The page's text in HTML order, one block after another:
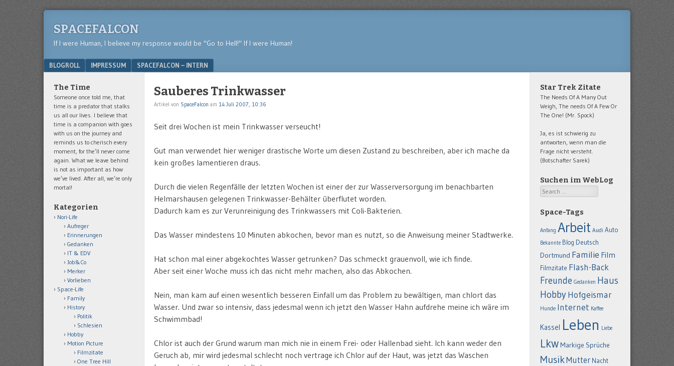
SPACEFALCON
If I were Human, I believe my response would be "Go to Hell!" If I were Human!
Menu
SKIP TO CONTENT
BLOGROLL IMPRESSUM SPACEFALCON – INTERN
Sauberes Trinkwasser
Artikel von SpaceFalcon am 14 Juli 2007, 10:36
Seit drei Wochen ist mein Trinkwasser verseucht!
Gut man verwendet hier weniger drastische Worte um diesen Zustand zu beschreiben, aber ich mache da
kein großes lamentieren draus.
Durch die vielen Regenfälle der letzten Wochen ist einer der zur Wasserversorgung im benachbarten
Helmarshausen gelegenen Trinkwasser-Behälter überflutet worden.
Dadurch kam es zur Verunreinigung des Trinkwassers mit Coli-Bakterien.
Das Wasser mindestens 10 Minuten abkochen, bevor man es nutzt, so die Anweisung meiner Stadtwerke.
Hat schon mal einer abgekochtes Wasser getrunken? Das schmeckt grauenvoll, wie ich finde.
Aber seit einer Woche muss ich das nicht mehr machen, also das Abkochen.
Nein, man kam auf einen wesentlich besseren Einfall um das Problem zu bewältigen, man chlort das
Wasser. Und zwar so intensiv, dass jedesmal wenn ich jetzt den Wasser Hahn aufdrehe meine ich wäre im
Schwimmbad!
Chlor ist auch der Grund warum man mich nie in einem Frei- oder Hallenbad sieht. Ich kann weder den
Geruch ab, mir wird jedesmal schlecht noch vertrage ich Chlor auf der Haut, was jetzt das Waschen
The Time
Someone once told me, that
time is a predator that stalks
us all our lives. I believe that
time is a companion with goes
with us on the journey and
reminds us to cherisch every
moment, for the’ll never come
again. What we leave behind
is not as important as how
we’ve lived. After all, we’re only
mortal!
Kategorien
Nori-Life
Aufreger
Erinnerungen
Gedanken
IT & EDV
Job&Co
Merker
Vorlieben
Space-Life
Family
History
Politik
Schlesien
Hobby
Motion Picture
Filmzitate
One Tree Hill
Star Trek Zitate
The Needs Of A Many Out
Weigh, The needs Of A Few Or
The One! (Mr. Spock)
Ja, es ist schwierig zu
antworten, wenn man die
Frage nicht versteht.
(Botschafter Sarek)
Suchen im WebLog
Search
Space-Tags
Anfang Arbeit Audi Auto
Bekannte Blog Deutsch
Dortmund Familie Film
Filmzitate Flash-Back
Freunde Gedanken Haus
HobbyHofgeismar
Hunde Internet Kaffee
Kassel Leben Liebe
LkwMarkige Sprüche
MusikMutter Nacht